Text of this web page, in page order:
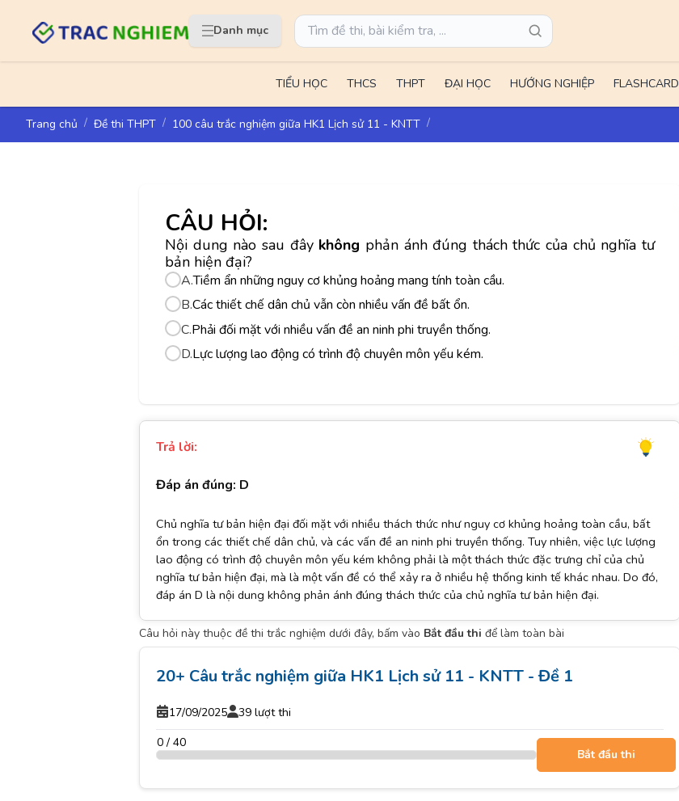
Danh mục
TIỂU HỌC THCS THPT ĐẠI HỌC HƯỚNG NGHIỆP FLASHCARD
Trang chủ Đề thi THPT 100 câu trắc nghiệm giữa HK1 Lịch sử 11 - KNTT
CÂU HỎI:
Nội dung nào sau đây không phản ánh đúng thách thức của chủ nghĩa tư
bản hiện đại?
A.Tiềm ẩn những nguy cơ khủng hoảng mang tính toàn cầu.
B.Các thiết chế dân chủ vẫn còn nhiều vấn đề bất ổn.
C.Phải đối mặt với nhiều vấn đề an ninh phi truyền thống.
D.Lực lượng lao động có trình độ chuyên môn yếu kém.
Trả lời:
Đáp án đúng: D
Chủ nghĩa tư bản hiện đại đối mặt với nhiều thách thức như nguy cơ khủng hoảng toàn cầu, bất
ổn trong các thiết chế dân chủ, và các vấn đề an ninh phi truyền thống. Tuy nhiên, việc lực lượng
lao động có trình độ chuyên môn yếu kém không phải là một thách thức đặc trưng chỉ của chủ
nghĩa tư bản hiện đại, mà là một vấn đề có thể xảy ra ở nhiều hệ thống kinh tế khác nhau. Do đó,
đáp án D là nội dung không phản ánh đúng thách thức của chủ nghĩa tư bản hiện đại.
Câu hỏi này thuộc đề thi trắc nghiệm dưới đây, bấm vào Bắt đầu thi để làm toàn bài
20+ Câu trắc nghiệm giữa HK1 Lịch sử 11 - KNTT - Đề 1
17/09/2025
39 lượt thi
0 / 40
Bắt đầu thi